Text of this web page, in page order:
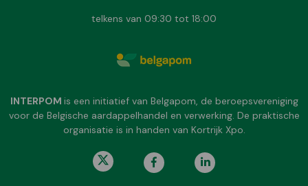
telkens van 09:30 tot 18:00
INTERPOM is een initiatief van Belgapom, de beroepsvereniging
voor de Belgische aardappelhandel en verwerking. De praktische
organisatie is in handen van Kortrijk Xpo.